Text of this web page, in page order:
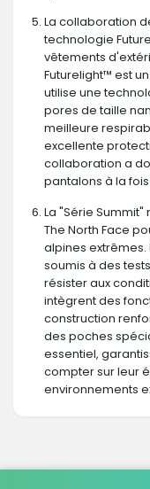
La collaboration
technologie
vêtements
Futurelight™ est
utilise une
pores de taille
meilleure
excellente
collaboration a
pantalons à la
La "Série
The North Face
alpines
soumis à des
résister aux
intègrent des
construction
des poches
essentiel,
compter sur leur
environnements